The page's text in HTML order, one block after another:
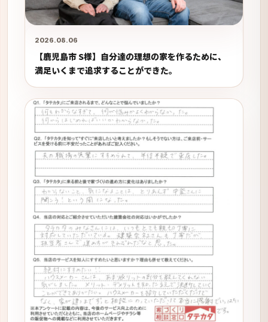
2026.08.06
【鹿児島市 S様】自分達の理想の家を作るために、
満足いくまで追求することができた。